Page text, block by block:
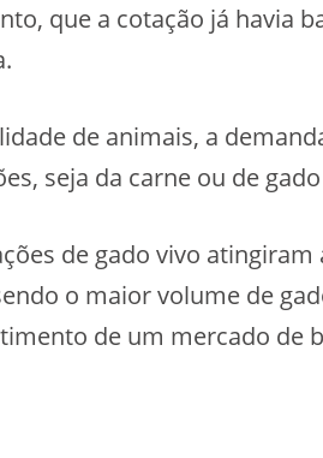
que a cotação já havia
de animais, a
seja da carne ou de
de gado vivo
o maior volume de
de um mercado de